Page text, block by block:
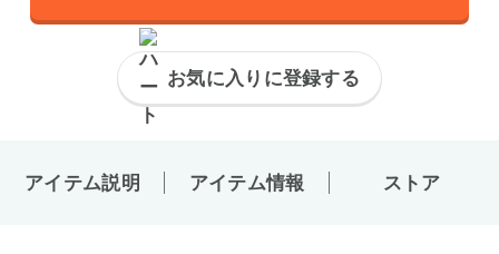
お気に入りに登録する
アイテム説明 アイテム情報 ストア